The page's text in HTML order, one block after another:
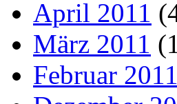
April 2011
März 2011
Februar 2011